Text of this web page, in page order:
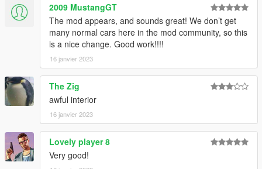
2009 MustangGT
The mod appears, and sounds great! We don’t get
many normal cars here in the mod community, so this
is a nice change. Good work!!!!
16 janvier 2023
The Zig
awful interior
16 janvier 2023
Lovely player 8
Very good!